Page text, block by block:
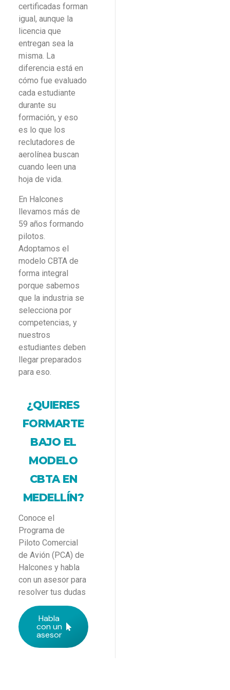
certificadas forman
igual, aunque la
licencia que
entregan sea la
misma. La
diferencia está en
cómo fue evaluado
cada estudiante
durante su
formación, y eso
es lo que los
reclutadores de
aerolínea buscan
cuando leen una
hoja de vida.
En Halcones
llevamos más de
59 años formando
pilotos.
Adoptamos el
modelo CBTA de
forma integral
porque sabemos
que la industria se
selecciona por
competencias, y
nuestros
estudiantes deben
llegar preparados
para eso.
¿QUIERES
FORMARTE
BAJO EL
MODELO
CBTA EN
MEDELLÍN?
Conoce el
Programa de
Piloto Comercial
de Avión (PCA) de
Halcones y habla
con un asesor para
resolver tus dudas
Habla
con un
asesor